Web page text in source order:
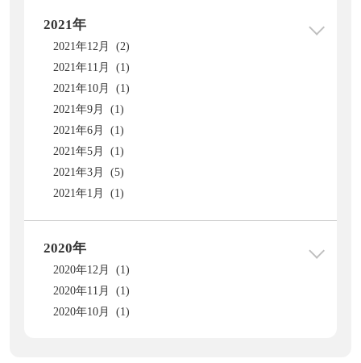
2021年
2021年12月 (2)
2021年11月 (1)
2021年10月 (1)
2021年9月 (1)
2021年6月 (1)
2021年5月 (1)
2021年3月 (5)
2021年1月 (1)
2020年
2020年12月 (1)
2020年11月 (1)
2020年10月 (1)